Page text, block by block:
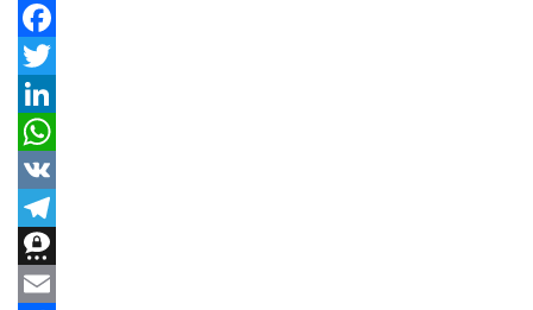
Facebook
Twitter
LinkedIn
WhatsApp
VK
Telegram
Threema